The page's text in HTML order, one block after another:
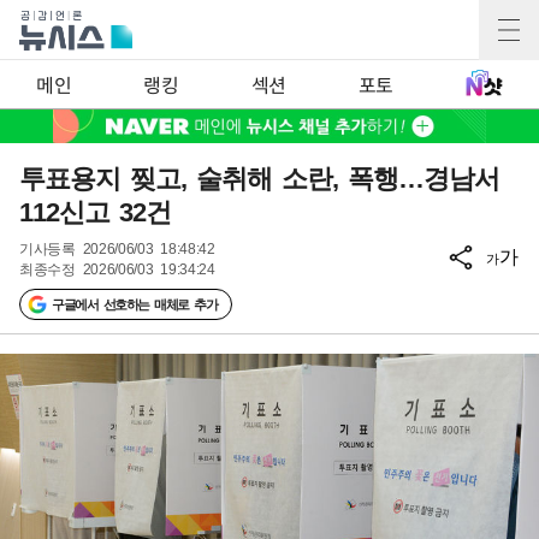
메인 랭킹 섹션 포토
투표용지 찢고, 술취해 소란, 폭행…경남서
112신고 32건
기사등록 2026/06/03 18:48:42
최종수정 2026/06/03 19:34:24
구글에서 선호하는 매체로 추가
가가